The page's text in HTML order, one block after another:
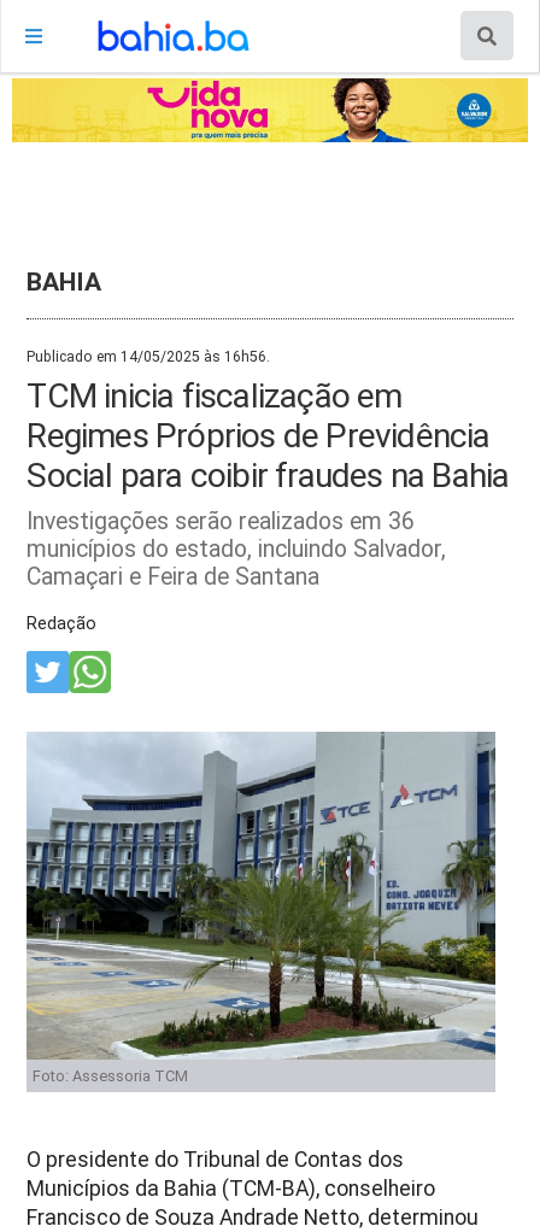
BAHIA
Publicado em 14/05/2025 às 16h56.
TCM inicia fiscalização em
Regimes Próprios de Previdência
Social para coibir fraudes na Bahia
Investigações serão realizados em 36
municípios do estado, incluindo Salvador,
Camaçari e Feira de Santana
Redação
Foto: Assessoria TCM
O presidente do Tribunal de Contas dos
Municípios da Bahia (TCM-BA), conselheiro
Francisco de Souza Andrade Netto, determinou